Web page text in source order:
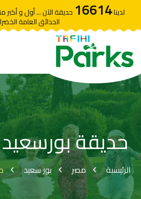
لدينا16614 حديقة الآن ... أول و
الحدائق العامة
حديقة
الرئيسية مصر بور سعيد